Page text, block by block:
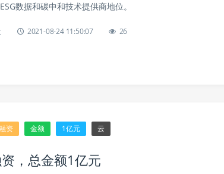
数据和碳中和技术提供商地位。
2021-08-24 11:50:07 26
资 金额 1亿元 云
，总金额1亿元